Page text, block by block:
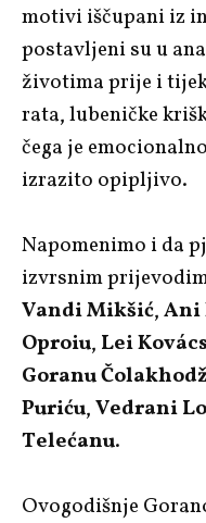
motivi iščupani iz
postavljeni su u
životima prije i
rata, lubeničke
čega je
izrazito opipljivo.
Napomenimo i da
izvrsnim
Vandi Mikšić,Ani
Oproiu, Lei Kovács
Goranu
Puriću,Vedrani
Telećanu.
Ovogodišnje